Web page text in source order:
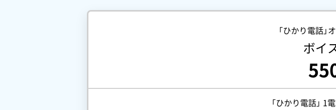
「ひかり電話」
ボイ
「ひかり電話」 1